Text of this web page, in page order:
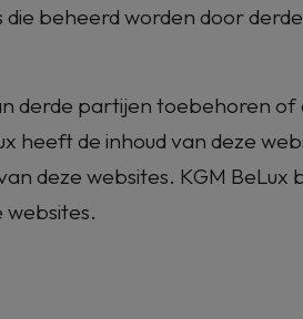
beheerd worden door
derde partijen toebehoren
heeft de inhoud van deze
deze websites. KGM BeLux
websites.